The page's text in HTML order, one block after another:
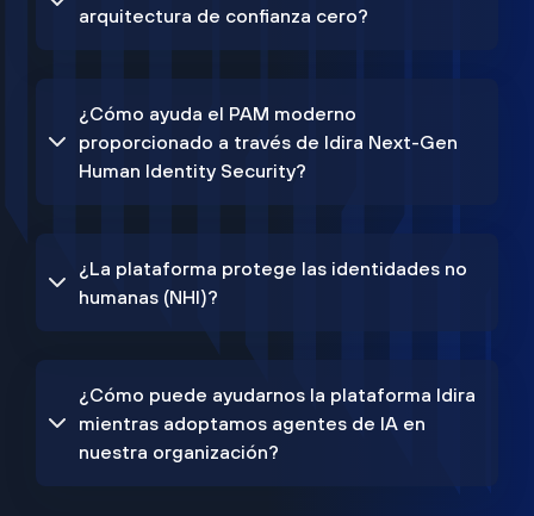
arquitectura de confianza cero?
¿Cómo ayuda el PAM moderno
proporcionado a través de Idira Next-Gen
Human Identity Security?
¿La plataforma protege las identidades no
humanas (NHI)?
¿Cómo puede ayudarnos la plataforma Idira
mientras adoptamos agentes de IA en
nuestra organización?